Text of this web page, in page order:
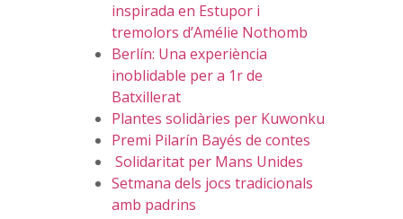
inspirada en Estupor i
tremolors d’Amélie Nothomb
Berlín: Una experiència
inoblidable per a 1r de
Batxillerat
Plantes solidàries per Kuwonku
Premi Pilarín Bayés de contes
Solidaritat per Mans Unides
Setmana dels jocs tradicionals
amb padrins